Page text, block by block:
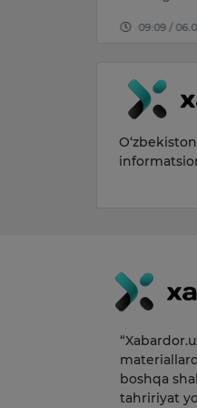
boshqa
tahririyat